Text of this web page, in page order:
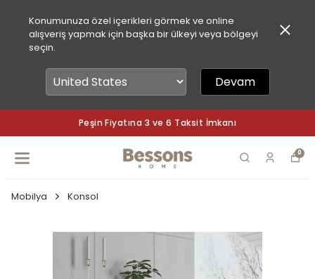
Konumunuza özel içerikleri görmek ve online
alışveriş yapmak için başka bir ülkeyi veya bölgeyi
seçin.
Devam
Peşin Fiyatına 3 ve 6 Taksit İmkanı
0
Mobilya Konsol